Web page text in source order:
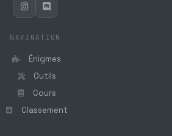
NAVIGATION
Énigmes
Outils
Cours
Classement